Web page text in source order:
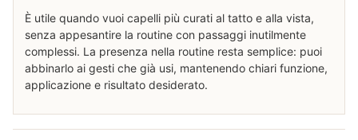
È utile quando vuoi capelli più curati al tatto e alla vista,
senza appesantire la routine con passaggi inutilmente
complessi. La presenza nella routine resta semplice: puoi
abbinarlo ai gesti che già usi, mantenendo chiari funzione,
applicazione e risultato desiderato.